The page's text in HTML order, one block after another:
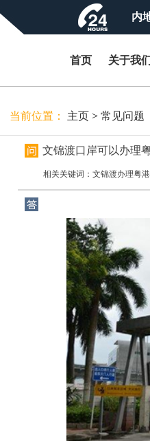
内
首页 关于我们
当前位置： 主页 > 常见问题
文锦渡口岸可以办理
相关关键词：文锦渡办理粤